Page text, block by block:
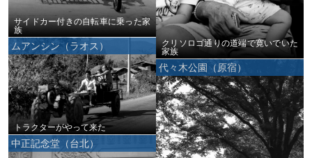
サイドカー付きの自転車に乗った家
族
クリソロゴ通りの道端で寛いでいた
家族
ムアンシン（ラオス）
トラクターがやって来た
代々木公園（原宿）
中正記念堂（台北）